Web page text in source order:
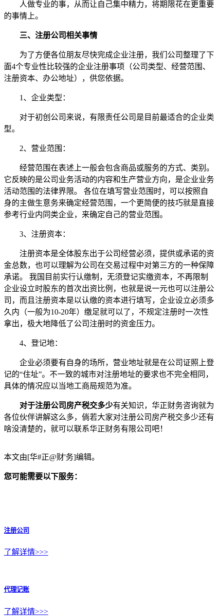
人做专业的事，从而让自己集中精力，将期限花在更重要
的事情上。
三、注册公司相关事情
为了方便各位朋友尽快完成企业注册，我们公司整理了下
面4个专业性比较强的企业注册事项（公司类型、经营范围、
注册资本、办公地址），供您依据。
1、企业类型：
对于初创公司来说，有限责任公司是目前最适合的企业类
型。
2、营业范围：
经营范围在表述上一般会包含商品或服务的方式、类别。
它反映的是公司业务活动的内容和生产营业方向，是企业业务
活动范围的法律界限。 各位在填写营业范围时，可以按照自
身的主做生意务来确定经营范围，一个更简便的技巧就是直接
参考行业内同类企业，来确定自己的营业范围。
3、注册资本：
注册资本是全体股东出于公司经营必须，提供或承诺的资
金总数，也可以理解为公司在交易过程中对第三方的一种保障
承诺。 我国目前实行认缴制，无须登记实缴资本，不再限制
企业设立时股东的首次出资比例，也就是说一元也可以注册公
司，而且注册资本是以认缴的资本进行填写，企业设立必须多
久内（一般为10-20年）缴足就可以了，不规定注册时一次性
拿出，极大地降低了公司注册时的资金压力。
4、登记地：
企业必须要有自身的场所，营业地址就是在公司证照上登
记的“住址”。不一致的城市对注册地址的要求也不完全相同，
具体的情况应以当地工商局规范为准。
对于注册公司房产税交多少有关知识，华正财务咨询就为
各位伙伴讲解这么多，倘若大家对注册公司房产税交多少还有
啥没清楚的，就可以联系华正财务有限公司吧！
本文由[华#正@财'务]编辑。
您可能需要以下服务：
注册公司
了解详情>>>
代理记账
了解详情>>>